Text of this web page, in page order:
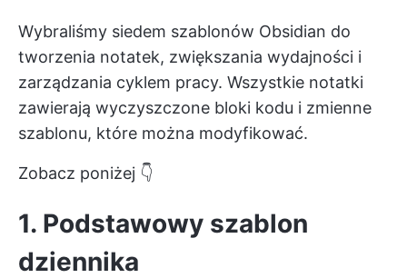
Wybraliśmy siedem szablonów Obsidian do
tworzenia notatek, zwiększania wydajności i
zarządzania cyklem pracy. Wszystkie notatki
zawierają wyczyszczone bloki kodu i zmienne
szablonu, które można modyfikować.
Zobacz poniżej 👇
1. Podstawowy szablon
dziennika